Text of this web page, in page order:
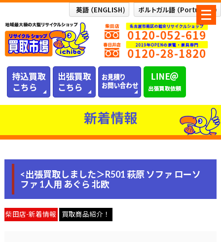
メ
ニ
ュ
ー
新着情報
<出張買取しました＞R501 萩原 ソファ ローソ
ファ 1人用 あぐら 北欧
柴田店-新着情報 買取商品紹介！